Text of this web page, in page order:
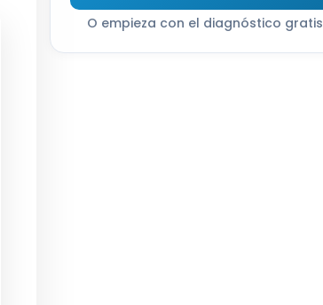
O empieza con el diagnóstico gratis